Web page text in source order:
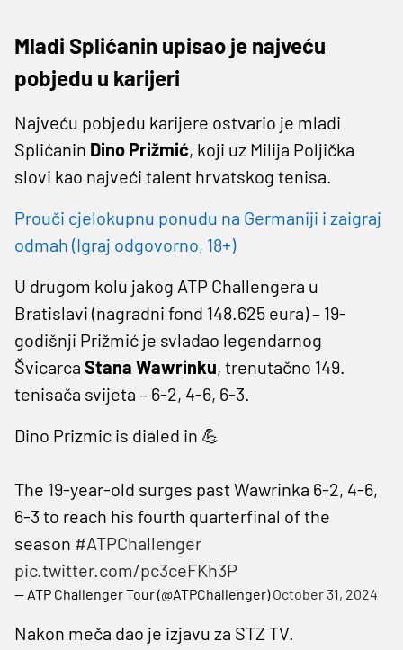
Mladi Splićanin upisao je najveću
pobjedu u karijeri
Najveću pobjedu karijere ostvario je mladi
Splićanin Dino Prižmić, koji uz Milija Poljička
slovi kao najveći talent hrvatskog tenisa.
Prouči cjelokupnu ponudu na Germaniji i zaigraj
odmah (Igraj odgovorno, 18+)
U drugom kolu jakog ATP Challengera u
Bratislavi (nagradni fond 148.625 eura) – 19-
godišnji Prižmić je svladao legendarnog
Švicarca Stana Wawrinku, trenutačno 149.
tenisača svijeta – 6-2, 4-6, 6-3.
Dino Prizmic is dialed in 💪
The 19-year-old surges past Wawrinka 6-2, 4-6,
6-3 to reach his fourth quarterfinal of the
season #ATPChallenger
pic.twitter.com/pc3ceFKh3P
— ATP Challenger Tour (@ATPChallenger)October 31, 2024
Nakon meča dao je izjavu za STZ TV.